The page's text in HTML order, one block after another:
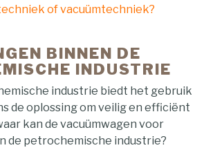
of vacuümtechniek?
BINNEN DE
INDUSTRIE
industrie biedt het gebruik
de oplossing om veilig en efficiënt
kan de vacuümwagen voor
de petrochemische industrie?